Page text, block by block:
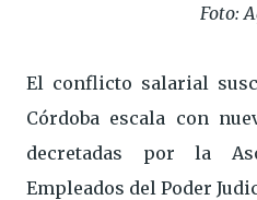
Foto:
El conflicto salarial
Córdoba escala con
decretadas por la
Empleados del Poder